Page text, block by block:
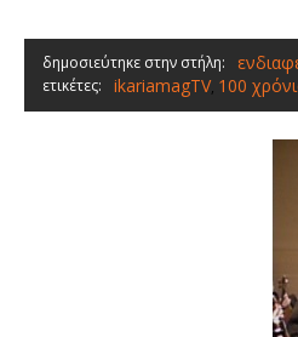
δημοσιεύτηκε στην στήλη:
ετικέτες: ikariamagTV, 100